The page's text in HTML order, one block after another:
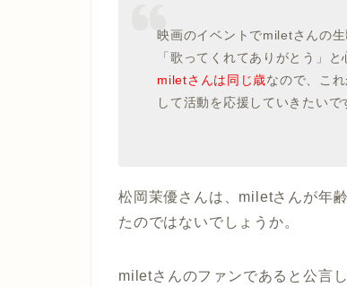
映画のイベントでmiletさんの
「歌ってくれてありがとう」
miletさんは同じ歳なので、こ
して活動を応援していきたいで
引用：https://
松岡茉優さんは、miletさんが年
たのではないでしょうか。
miletさんのファンであると公言